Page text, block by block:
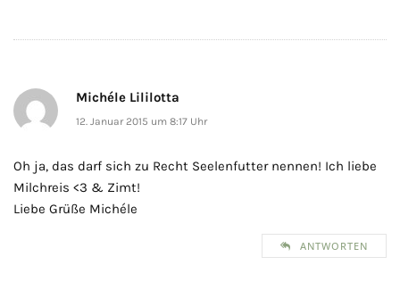
Michéle Lililotta
12. Januar 2015 um 8:17 Uhr
Oh ja, das darf sich zu Recht Seelenfutter nennen! Ich liebe
Milchreis <3 & Zimt!
Liebe Grüße Michéle
ANTWORTEN